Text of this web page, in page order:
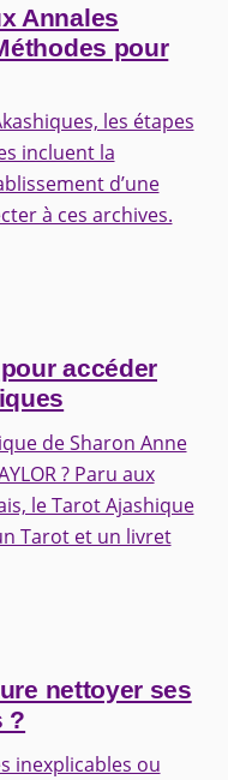
Annales
pour
les étapes
incluent la
d’une
à ces archives.
accéder
de Sharon Anne
? Paru aux
le Tarot Ajashique
Tarot et un livret
nettoyer ses
?
inexplicables ou